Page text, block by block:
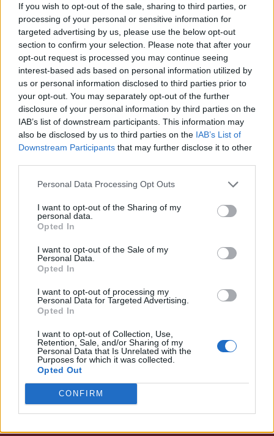
If you wish to opt-out of the sale, sharing to third parties, or
processing of your personal or sensitive information for
targeted advertising by us, please use the below opt-out
section to confirm your selection. Please note that after your
opt-out request is processed you may continue seeing
interest-based ads based on personal information utilized by
us or personal information disclosed to third parties prior to
your opt-out. You may separately opt-out of the further
disclosure of your personal information by third parties on the
IAB’s list of downstream participants. This information may
also be disclosed by us to third parties on the IAB’s List of
Downstream Participants that may further disclose it to other
Personal Data Processing Opt Outs
I want to opt-out of the Sharing of my
personal data.
Opted In
I want to opt-out of the Sale of my
Personal Data.
Opted In
I want to opt-out of processing my
Personal Data for Targeted Advertising.
Opted In
I want to opt-out of Collection, Use,
Retention, Sale, and/or Sharing of my
Personal Data that Is Unrelated with the
Purposes for which it was collected.
Opted Out
CONFIRM
Il campionato di serie B è un bel campionato e penso ci siano i
presupposti per fare bene. La società si è data da fare per
crescere e sta cercando di avvicinare di nuovo la città al
basket. Giocare a Napoli è senza dubbio affascinante,
essendo una città stupenda, inoltre qui si vive lo sport con una
grandissima passione e il massimo sarebbe vedere un gran
bel numero di persone al nostro fianco. Ricordo ancora le
partite in TV di serie A al PalaBarbuto gremito di gente. Il
progetto del Presidente e della società si fonda su ottime
basi, sul creare una famiglia più che una squadra, con un mix di
buoni giovani e senior come me che possono contribuire alla
obiettivo naturalmente è cercare di aiutare la squadra a
entusiasmo a disposizione della squadra."